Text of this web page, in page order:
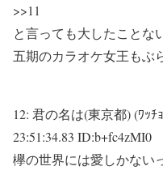
>>11
と言っても大したことな
五期のカラオケ女王もぶ
12: 君の名は(東京都) (ﾜｯﾁ
23:51:34.83 ID:b+fc4zMI0
欅の世界には愛しかない